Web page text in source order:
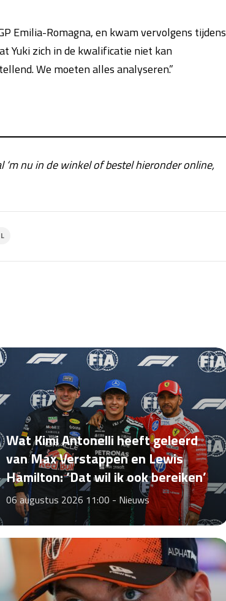
Emilia-Romagna, en kwam vervolgens tijdens
Yuki zich in de kwalificatie niet kan
We moeten alles analyseren.”
‘m nu in de winkel of bestel hieronder online,
Wat Kimi Antonelli heeft geleerd
van Max Verstappen en Lewis
Hamilton: ‘Dat wil ik ook bereiken’
06 augustus 2026 11:00 - Nieuws